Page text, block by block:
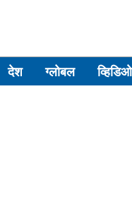
देश ग्लोबल व्हिडिओ